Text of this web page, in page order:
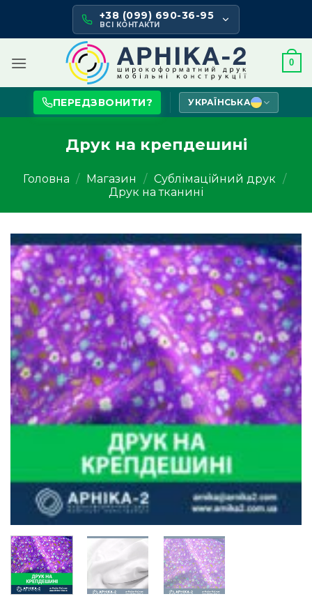
content
+38 (099) 690-36-95
ВСІ КОНТАКТИ
0
ПЕРЕДЗВОНИТИ? УКРАЇНСЬКА
Друк на крепдешині
Головна / Магазин / Сублімаційний друк /
Друк на тканині